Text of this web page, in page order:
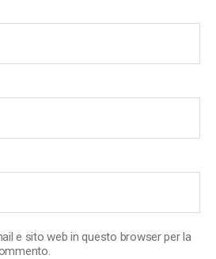
e sito web in questo browser per la